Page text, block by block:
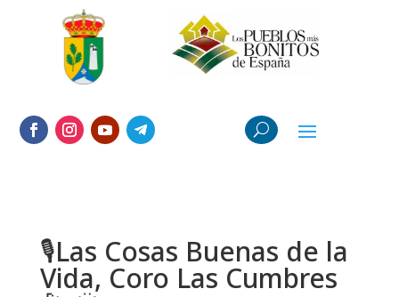
🎙Las Cosas Buenas de la
Vida, Coro Las Cumbres